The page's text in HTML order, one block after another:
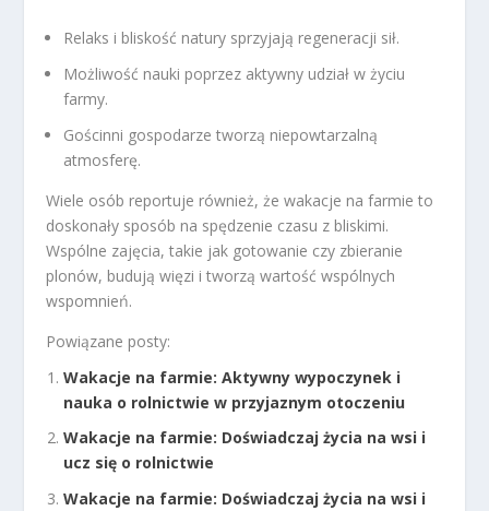
Relaks i bliskość natury sprzyjają regeneracji sił.
Możliwość nauki poprzez aktywny udział w życiu
farmy.
Gościnni gospodarze tworzą niepowtarzalną
atmosferę.
Wiele osób reportuje również, że wakacje na farmie to
doskonały sposób na spędzenie czasu z bliskimi.
Wspólne zajęcia, takie jak gotowanie czy zbieranie
plonów, budują więzi i tworzą wartość wspólnych
wspomnień.
Powiązane posty:
Wakacje na farmie: Aktywny wypoczynek i
nauka o rolnictwie w przyjaznym otoczeniu
Wakacje na farmie: Doświadczaj życia na wsi i
ucz się o rolnictwie
Wakacje na farmie: Doświadczaj życia na wsi i